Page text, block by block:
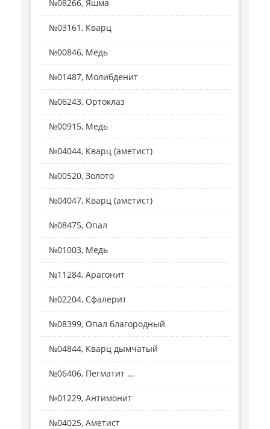
№08266, Яшма
№03161, Кварц
№00846, Медь
№01487, Молибденит
№06243, Ортоклаз
№00915, Медь
№04044, Кварц (аметист)
№00520, Золото
№04047, Кварц (аметист)
№08475, Опал
№01003, Медь
№11284, Арагонит
№02204, Сфалерит
№08399, Опал благородный
№04844, Кварц дымчатый
№06406, Пегматит ...
№01229, Антимонит
№04025, Аметист